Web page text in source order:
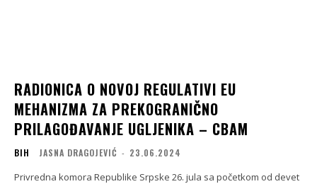
RADIONICA O NOVOJ REGULATIVI EU
MEHANIZMA ZA PREKOGRANIČNO
PRILAGOĐAVANJE UGLJENIKA – CBAM
BIH JASNA DRAGOJEVIĆ - 23.06.2024
Privredna komora Republike Srpske 26. jula sa početkom od devet